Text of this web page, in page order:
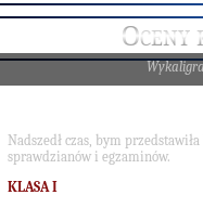
Oceny
Nadszedł czas, bym przedstawiła
sprawdzianów i egzaminów.
KLASA I